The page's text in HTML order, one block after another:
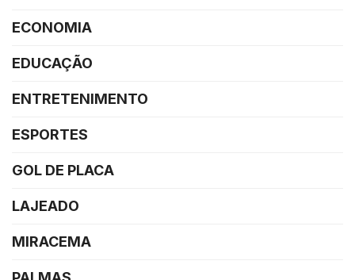
ECONOMIA
EDUCAÇÃO
ENTRETENIMENTO
ESPORTES
GOL DE PLACA
LAJEADO
MIRACEMA